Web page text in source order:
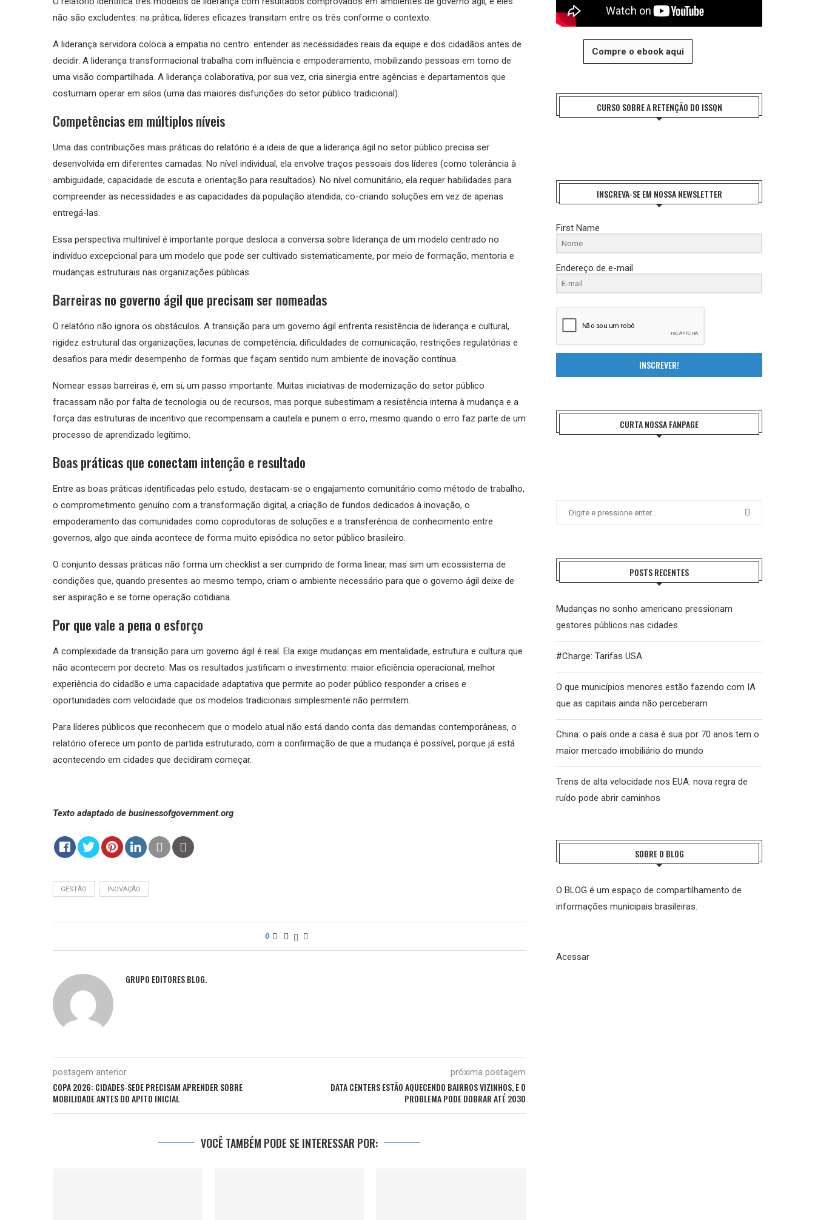
não são excludentes: na prática, líderes eficazes transitam entre os três conforme o contexto.
A liderança servidora coloca a empatia no centro: entender as necessidades reais da equipe e dos cidadãos antes de
decidir. A liderança transformacional trabalha com influência e empoderamento, mobilizando pessoas em torno de
uma visão compartilhada. A liderança colaborativa, por sua vez, cria sinergia entre agências e departamentos que
costumam operar em silos (uma das maiores disfunções do setor público tradicional).
Competências em múltiplos níveis
Uma das contribuições mais práticas do relatório é a ideia de que a liderança ágil no setor público precisa ser
desenvolvida em diferentes camadas. No nível individual, ela envolve traços pessoais dos líderes (como tolerância à
ambiguidade, capacidade de escuta e orientação para resultados). No nível comunitário, ela requer habilidades para
compreender as necessidades e as capacidades da população atendida, co-criando soluções em vez de apenas
entregá-las.
Essa perspectiva multinível é importante porque desloca a conversa sobre liderança de um modelo centrado no
indivíduo excepcional para um modelo que pode ser cultivado sistematicamente, por meio de formação, mentoria e
mudanças estruturais nas organizações públicas.
Barreiras no governo ágil que precisam ser nomeadas
O relatório não ignora os obstáculos. A transição para um governo ágil enfrenta resistência de liderança e cultural,
rigidez estrutural das organizações, lacunas de competência, dificuldades de comunicação, restrições regulatórias e
desafios para medir desempenho de formas que façam sentido num ambiente de inovação contínua.
Nomear essas barreiras é, em si, um passo importante. Muitas iniciativas de modernização do setor público
fracassam não por falta de tecnologia ou de recursos, mas porque subestimam a resistência interna à mudança e a
força das estruturas de incentivo que recompensam a cautela e punem o erro, mesmo quando o erro faz parte de um
processo de aprendizado legítimo.
Boas práticas que conectam intenção e resultado
Entre as boas práticas identificadas pelo estudo, destacam-se o engajamento comunitário como método de trabalho,
o comprometimento genuíno com a transformação digital, a criação de fundos dedicados à inovação, o
empoderamento das comunidades como coprodutoras de soluções e a transferência de conhecimento entre
governos, algo que ainda acontece de forma muito episódica no setor público brasileiro.
O conjunto dessas práticas não forma um checklist a ser cumprido de forma linear, mas sim um ecossistema de
condições que, quando presentes ao mesmo tempo, criam o ambiente necessário para que o governo ágil deixe de
ser aspiração e se torne operação cotidiana.
Por que vale a pena o esforço
A complexidade da transição para um governo ágil é real. Ela exige mudanças em mentalidade, estrutura e cultura que
não acontecem por decreto. Mas os resultados justificam o investimento: maior eficiência operacional, melhor
experiência do cidadão e uma capacidade adaptativa que permite ao poder público responder a crises e
oportunidades com velocidade que os modelos tradicionais simplesmente não permitem.
Para líderes públicos que reconhecem que o modelo atual não está dando conta das demandas contemporâneas, o
relatório oferece um ponto de partida estruturado, com a confirmação de que a mudança é possível, porque já está
acontecendo em cidades que decidiram começar.
Texto adaptado de businessofgovernment.org
GESTÃO INOVAÇÃO
0
GRUPO EDITORES BLOG.
postagem anterior
COPA 2026: CIDADES-SEDE PRECISAM APRENDER SOBRE
MOBILIDADE ANTES DO APITO INICIAL
próxima postagem
DATA CENTERS ESTÃO AQUECENDO BAIRROS VIZINHOS, E O
PROBLEMA PODE DOBRAR ATÉ 2030
VOCÊ TAMBÉM PODE SE INTERESSAR POR:
Compre o ebook aqui
CURSO SOBRE A RETENÇÃO DO ISSQN
INSCREVA-SE EM NOSSA NEWSLETTER
First Name
Endereço de e-mail
INSCREVER!
CURTA NOSSA FANPAGE
POSTS RECENTES
Mudanças no sonho americano pressionam
gestores públicos nas cidades
#Charge: Tarifas USA
O que municípios menores estão fazendo com IA
que as capitais ainda não perceberam
China: o país onde a casa é sua por 70 anos tem o
maior mercado imobiliário do mundo
Trens de alta velocidade nos EUA: nova regra de
ruído pode abrir caminhos
SOBRE O BLOG
O BLOG é um espaço de compartilhamento de
informações municipais brasileiras.
Acessar